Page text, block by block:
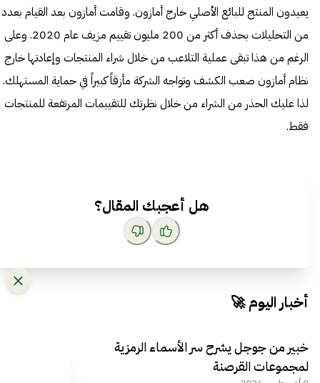
يعيدون المنتج للبائع الأصلي خارج أمازون. وقامت أمازون بعد القيام بعدد
من التحليلات بحذف أكثر من 200 مليون تقييم مزيف عام 2020. وعلى
الرغم من هذا تبقى عملية التلاعب من خلال شراء المنتجات وإعادتها خارج
نظام أمازون صعب الكشف وتواجه الشركة مأزقاً كبيراً في حماية المستهلك.
لذا عليك الحذر من الشراء من خلال نظرتك للتقييمات المرتفعة للمنتجات
فقط.
هل أعجبك المقال؟
أخبار اليوم 🚀
خبير من جوجل يشرح سر الأسماء الرمزية
لمجموعات القرصنة